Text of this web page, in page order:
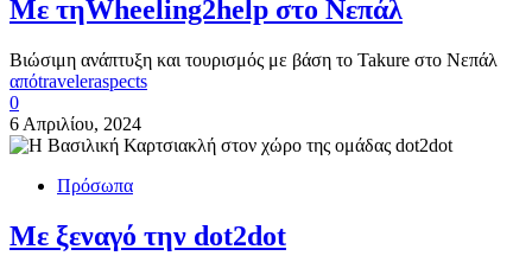
Με τηWheeling2help στο Νεπάλ
Βιώσιμη ανάπτυξη και τουρισμός με βάση το Takure στο Νεπάλ
απόtraveleraspects
0
6 Απριλίου, 2024
Πρόσωπα
Με ξεναγό την dot2dot